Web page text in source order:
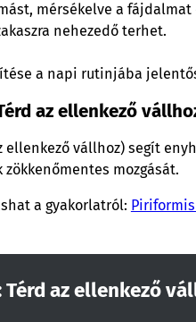
mérsékelve a
nehezedő terhet.
a napi rutinjába
az ellenkező
vállhoz) segít
mozgását.
a gyakorlatról:
az ellenkező